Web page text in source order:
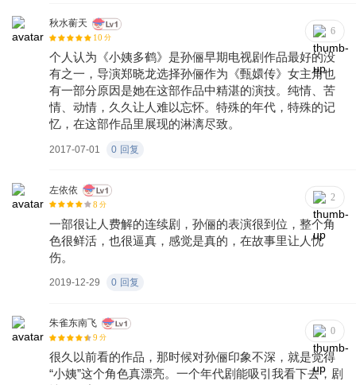
纯灰剧， 太经典的反应了那个年代生活的种种。 每一集
结束歌曲， 歌颂着一种凄美…
秋水蘅天
10 分
6
个人认为《小姨多鹤》是孙俪早期电视剧作品最好的没
有之一，导演郑晓龙选择孙俪作为《甄嬛传》女主角也
有一部分原因是她在这部作品中精湛的演技。纯情、苦
情、动情，久久让人难以忘怀。特殊的年代，特殊的记
忆，在这部作品里展现的淋漓尽致。
2017-07-01 0 回复
左依依
8 分
2
一部很让人费解的连续剧，孙俪的表演很到位，整个角
色很鲜活，也很逼真，感觉是真的，在故事里让人忧
伤。
2019-12-29 0 回复
朱雀东南飞
9 分
0
很久以前看的作品，那时候对孙俪印象不深，就是觉得
“小姨”这个角色真漂亮。一个年代剧能吸引我看下去，剧